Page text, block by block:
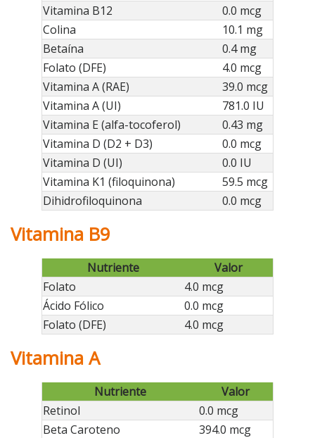
Vitamina B12
0.0 mcg
Colina
10.1 mg
Betaína
0.4 mg
Folato (DFE)
4.0 mcg
Vitamina A (RAE)
39.0 mcg
Vitamina A (UI)
781.0 IU
Vitamina E (alfa-tocoferol)
0.43 mg
Vitamina D (D2 + D3)
0.0 mcg
Vitamina D (UI)
0.0 IU
Vitamina K1 (filoquinona)
59.5 mcg
Dihidrofiloquinona
0.0 mcg
Vitamina B9
Nutriente
Valor
Folato
4.0 mcg
Ácido Fólico
0.0 mcg
Folato (DFE)
4.0 mcg
Vitamina A
Nutriente
Valor
Retinol
0.0 mcg
Beta Caroteno
394.0 mcg